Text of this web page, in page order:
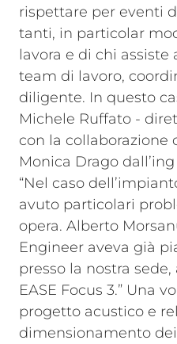
rispettare per eventi
tanti, in particolar
lavora e di chi assiste
team di lavoro,
diligente. In questo
Michele Ruffato -
con la collaborazione
Monica Drago
“Nel caso
avuto particolari
opera. Alberto
Engineer aveva già
presso la nostra sede,
EASE Focus 3.” Una
progetto acustico e
dimensionamento